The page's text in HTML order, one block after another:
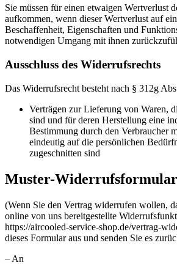
Sie müssen für einen etwaigen Wertverlust
aufkommen, wenn dieser Wertverlust auf
Beschaffenheit, Eigenschaften und
notwendigen Umgang mit ihnen
Ausschluss des Widerrufsrechts
Das Widerrufsrecht besteht nach § 312g
Verträgen zur Lieferung von Waren,
sind und für deren Herstellung eine
Bestimmung durch den Verbraucher
eindeutig auf die persönlichen
zugeschnitten sind
Muster-Widerrufsformular
(Wenn Sie den Vertrag widerrufen wollen,
online von uns bereitgestellte
https://aircooled-service-shop.de/vertrag-
dieses Formular aus und senden Sie es
– An